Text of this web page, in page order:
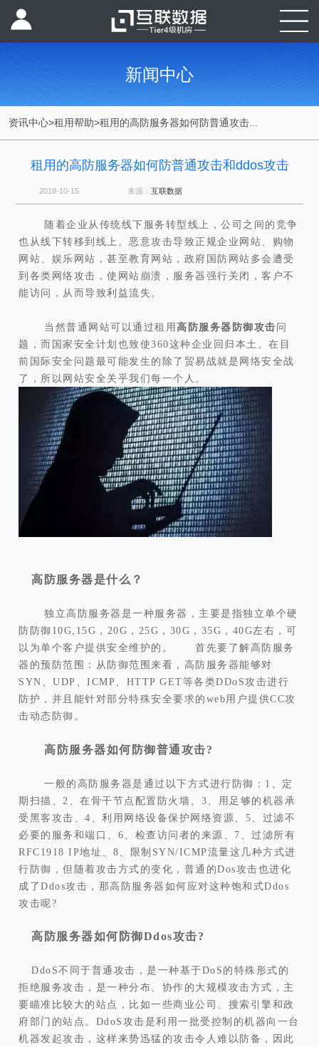
新闻中心
资讯中心>租用帮助>租用的高防服务器如何防普通攻击...
租用的高防服务器如何防普通攻击和ddos攻击
2018-10-15 来源： 互联数据
随着企业从传统线下服务转型线上，公司之间的竞争
也从线下转移到线上。恶意攻击导致正规企业网站、购物
网站、娱乐网站，甚至教育网站，政府国防网站多会遭受
到各类网络攻击，使网站崩溃，服务器强行关闭，客户不
能访问，从而导致利益流失。
当然普通网站可以通过租用 高防服务器防御攻击 问
题，而国家安全计划也致使360这种企业回归本土。在目
前国际安全问题最可能发生的除了贸易战就是网络安全战
了，所以网站安全关乎我们每一个人。
高防服务器是什么？
独立高防服务器是一种服务器，主要是指独立单个硬
防防御10G,15G，20G，25G，30G，35G，40G左右，可
以为单个客户提供安全维护的。 首先要了解高防服务
器的预防范围：从防御范围来看，高防服务器能够对
SYN、UDP、ICMP、HTTP GET等各类DDoS攻击进行
防护，并且能针对部分特殊安全要求的web用户提供CC攻
击动态防御。
高防服务器如何防御普通攻击?
一般的高防服务器是通过以下方式进行防御：1、定
期扫描、2、在骨干节点配置防火墙、3、用足够的机器承
受黑客攻击、4、利用网络设备保护网络资源、5、过滤不
必要的服务和端口、6、检查访问者的来源、7、过滤所有
RFC1918 IP地址、8、限制SYN/ICMP流量这几种方式进
行防御，但随着攻击方式的变化，普通的Dos攻击也进化
成了Ddos攻击，那高防服务器如何应对这种饱和式Ddos
攻击呢?
高防服务器如何防御Ddos攻击?
DdoS不同于普通攻击，是一种基于DoS的特殊形式的
拒绝服务攻击，是一种分布、协作的大规模攻击方式，主
要瞄准比较大的站点，比如一些商业公司、搜索引擎和政
府部门的站点。DdoS攻击是利用一批受控制的机器向一台
机器发起攻击，这样来势迅猛的攻击令人难以防备，因此